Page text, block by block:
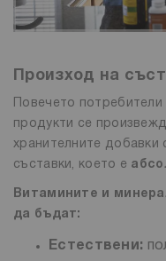
Произход на
Повечето потребители
продукти се
хранителните добавки
съставки, което е
Витамините и
да бъдат:
Естествени: